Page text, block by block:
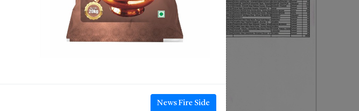
News Fire Side